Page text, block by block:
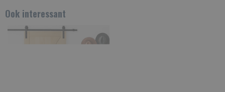
Ook interessant